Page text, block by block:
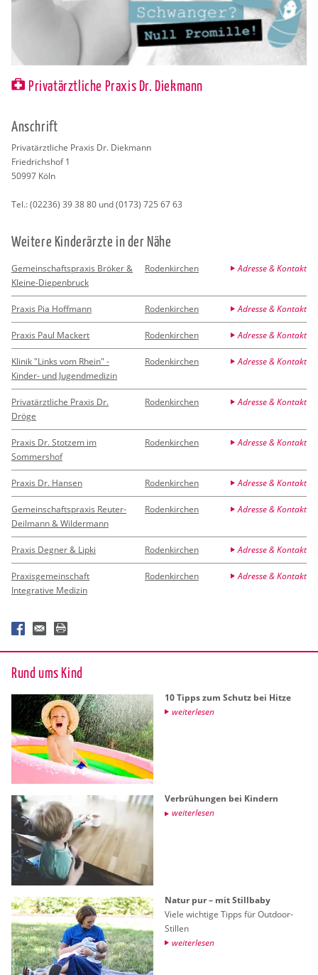
Privatärztliche Praxis Dr. Diekmann
An­schrift
Pri­vat­ärzt­li­che Pra­xis Dr. Diek­mann
Fried­richs­hof 1
50997 Köln
Tel.:(02236) 39 38 80 und (0173) 725 67 63
Wei­te­re Kin­der­ärz­te in der Nähe
Gemeinschaftspraxis Bröker &
Kleine-Diepenbruck
Rodenkirchen Adresse & Kontakt
Praxis Pia Hoffmann Rodenkirchen Adresse & Kontakt
Praxis Paul Mackert Rodenkirchen Adresse & Kontakt
Klinik "Links vom Rhein" -
Kinder- und Jugendmedizin
Rodenkirchen Adresse & Kontakt
Privatärztliche Praxis Dr.
Dröge
Rodenkirchen Adresse & Kontakt
Praxis Dr. Stotzem im
Sommershof
Rodenkirchen Adresse & Kontakt
Praxis Dr. Hansen Rodenkirchen Adresse & Kontakt
Gemeinschaftspraxis Reuter-
Deilmann & Wildermann
Rodenkirchen Adresse & Kontakt
Praxis Degner & Lipki Rodenkirchen Adresse & Kontakt
Praxisgemeinschaft
Integrative Medizin
Rodenkirchen Adresse & Kontakt
Rund ums Kind
10 Tipps zum Schutz bei Hitze
wei­ter­le­sen
Ver­brü­hun­gen bei Kin­dern
wei­ter­le­sen
Natur pur – mit Still­ba­by
Viele wich­ti­ge Tipps für Out­door-
Stil­len
wei­ter­le­sen